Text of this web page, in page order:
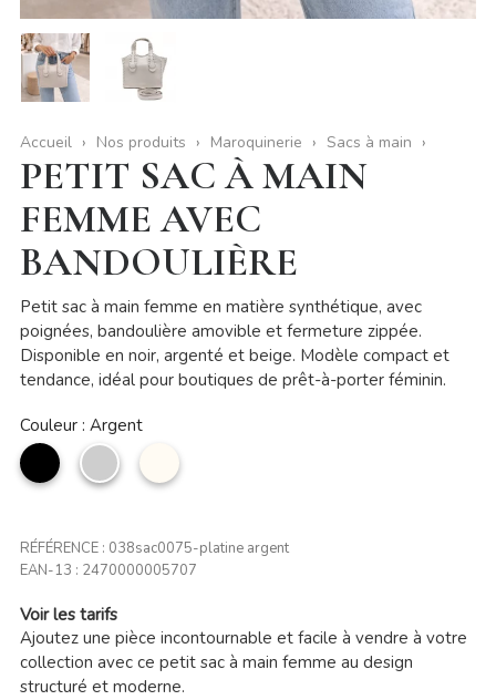
Accueil Nos produits Maroquinerie Sacs à main
PETIT SAC À MAIN
FEMME AVEC
BANDOULIÈRE
Petit sac à main femme en matière synthétique, avec
poignées, bandoulière amovible et fermeture zippée.
Disponible en noir, argenté et beige. Modèle compact et
tendance, idéal pour boutiques de prêt-à-porter féminin.
Couleur : Argent
noir Argent Beige
RÉFÉRENCE : 038sac0075-platine argent
EAN-13 : 2470000005707
Voir les tarifs
Ajoutez une pièce incontournable et facile à vendre à votre
collection avec ce petit sac à main femme au design
structuré et moderne.